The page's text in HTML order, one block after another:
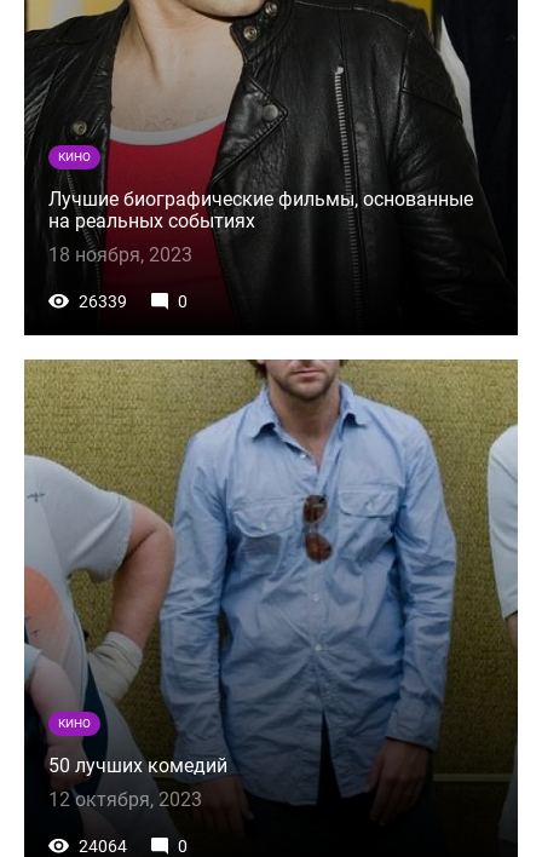
КИНО
Лучшие биографические фильмы, основанные
на реальных событиях
18 ноября, 2023
26339 0
КИНО
50 лучших комедий
12 октября, 2023
24064 0